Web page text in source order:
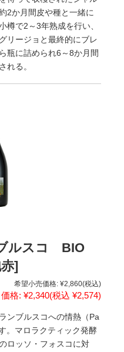
2か月間皮や種と一緒に
樽で2～3年熟成を行い、
リージョと最終的にブレ
瓶に詰められ6～8か月間
れる。
ルスコ BIO
赤]
希望小売価格: ¥2,860(税込)
価格: ¥2,340(税込 ¥2,574)
ンブルスコへの情熱（Pa
。マロラクティック発酵
ロッソ・フォスコに対